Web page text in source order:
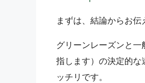
まずは、結論からお伝
グリーンレーズンと
指します）の決定的
ッチリです。